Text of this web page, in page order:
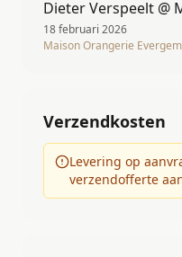
Dieter Verspeelt @
18 februari 2026
Maison Orangerie
Verzendkosten
Levering op
verzendofferte